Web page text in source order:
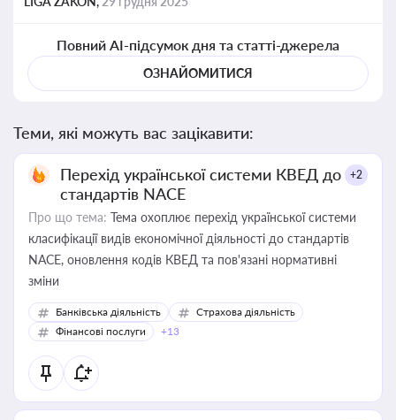
Повний AI-підсумок дня та статті-джерела
ОЗНАЙОМИТИСЯ
Теми, які можуть вас зацікавити:
Перехід української системи КВЕД до
стандартів NACE
+2
Про що тема: Тема охоплює перехід української системи
класифікації видів економічної діяльності до стандартів
NACE, оновлення кодів КВЕД та пов'язані нормативні
зміни
Банківська діяльність
Страхова діяльність
Фінансові послуги
+13